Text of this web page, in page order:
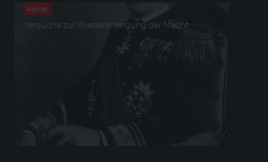
Kapitel
Versuche zur Wiedererlangung der Macht